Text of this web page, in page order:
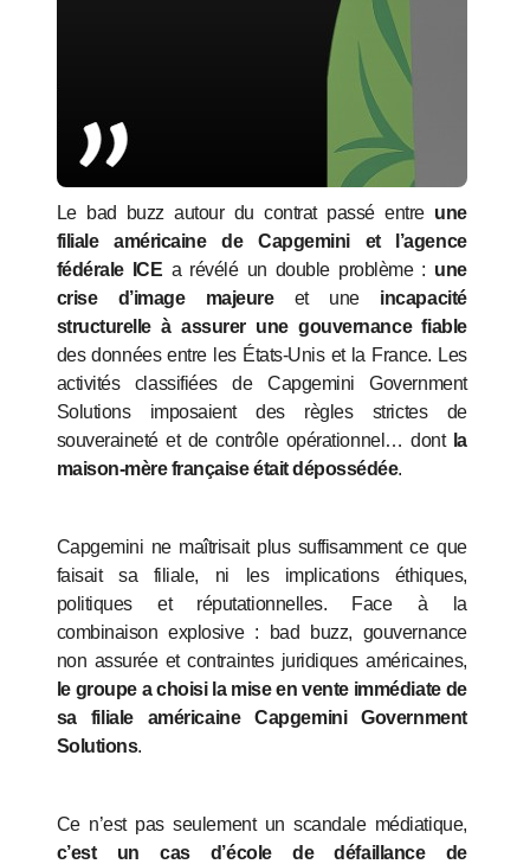
Le bad buzz autour du contrat passé entre une
filiale américaine de Capgemini et l’agence
fédérale ICE a révélé un double problème : une
crise d’image majeureet une incapacité
structurelle à assurer une gouvernance fiable
des données entre les États‑Unis et la France. Les
activités classifiées de Capgemini Government
Solutions imposaient des règles strictes de
souveraineté et de contrôle opérationnel… dont la
maison‑mère française était dépossédée.
Capgemini ne maîtrisait plus suffisamment ce que
faisait sa filiale, ni les implications éthiques,
politiques et réputationnelles. Face à la
combinaison explosive : bad buzz, gouvernance
non assurée et contraintes juridiques américaines,
le groupe a choisi la mise en vente immédiate de
sa filiale américaine Capgemini Government
Solutions.
Ce n’est pas seulement un scandale médiatique,
c’est un cas d’école de défaillance de